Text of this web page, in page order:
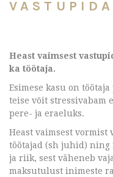
Heast vaimsest
ka töötaja.
Esimese kasu on
teise võit stressivabam
pere- ja eraeluks.
Heast vaimsest vormist
töötajad (sh juhid) ning
ja riik, sest väheneb
maksutulust inimeste